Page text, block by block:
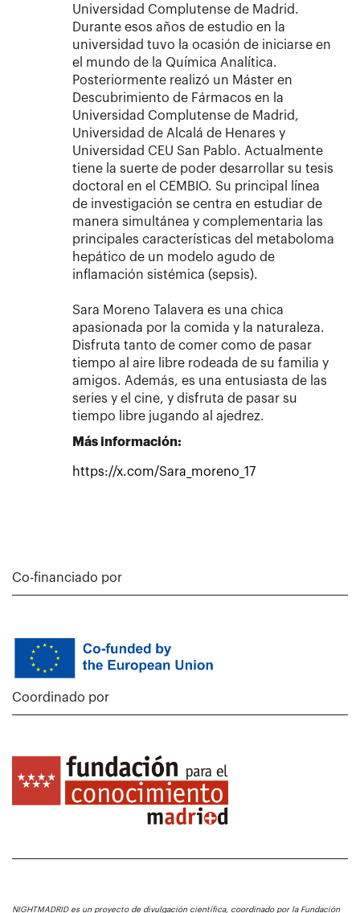
Universidad Complutense de Madrid.
Durante esos años de estudio en la
universidad tuvo la ocasión de iniciarse en
el mundo de la Química Analítica.
Posteriormente realizó un Máster en
Descubrimiento de Fármacos en la
Universidad Complutense de Madrid,
Universidad de Alcalá de Henares y
Universidad CEU San Pablo. Actualmente
tiene la suerte de poder desarrollar su tesis
doctoral en el CEMBIO. Su principal línea
de investigación se centra en estudiar de
manera simultánea y complementaria las
principales características del metaboloma
hepático de un modelo agudo de
inflamación sistémica (sepsis).
Sara Moreno Talavera es una chica
apasionada por la comida y la naturaleza.
Disfruta tanto de comer como de pasar
tiempo al aire libre rodeada de su familia y
amigos. Además, es una entusiasta de las
series y el cine, y disfruta de pasar su
tiempo libre jugando al ajedrez.
Más información:
https://x.com/Sara_moreno_17
Co-financiado por
Coordinado por
NIGHTMADRID es un proyecto de divulgación científica, coordinado por la Fundación